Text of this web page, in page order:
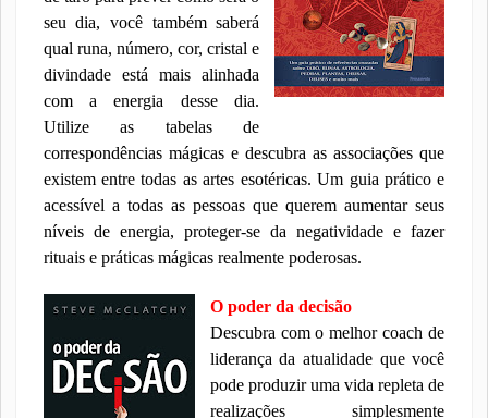
seu dia, você também saberá
qual runa, número, cor, cristal e
divindade está mais alinhada
com a energia desse dia.
Utilize as tabelas de
correspondências mágicas e descubra as associações que
existem entre todas as artes esotéricas. Um guia prático e
acessível a todas as pessoas que querem aumentar seus
níveis de energia, proteger-se da negatividade e fazer
rituais e práticas mágicas realmente poderosas.
O poder da decisão
Descubra com o melhor coach de
liderança da atualidade que você
pode produzir uma vida repleta de
realizações simplesmente